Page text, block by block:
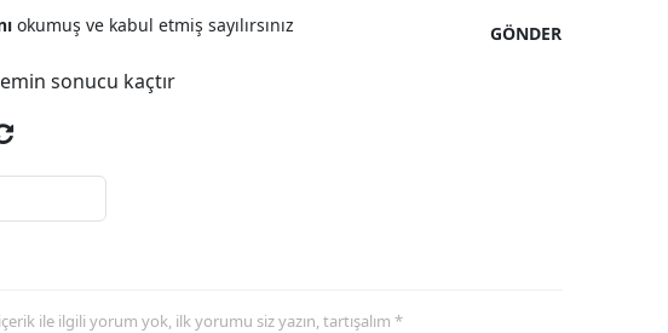
GÖNDER
okumuş ve kabul etmiş sayılırsınız
sonucu kaçtır
ile ilgili yorum yok, ilk yorumu siz yazın, tartışalım *